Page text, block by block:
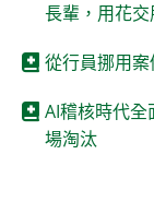
長輩，用花交
從行員挪用
AI稽核時代
場淘汰